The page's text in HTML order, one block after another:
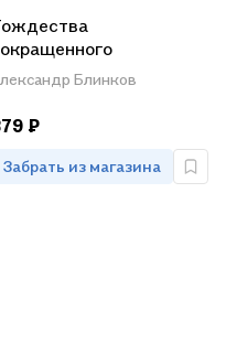
Юрий Макарычев
Блинков
₽
Забрать из магазина